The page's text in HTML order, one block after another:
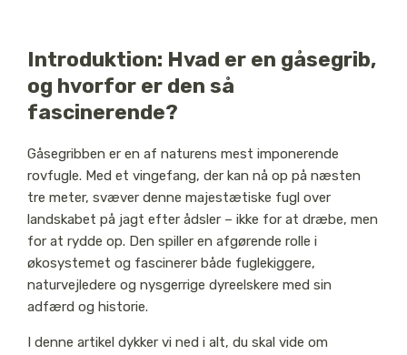
Introduktion: Hvad er en gåsegrib,
og hvorfor er den så
fascinerende?
Gåsegribben er en af naturens mest imponerende
rovfugle. Med et vingefang, der kan nå op på næsten
tre meter, svæver denne majestætiske fugl over
landskabet på jagt efter ådsler – ikke for at dræbe, men
for at rydde op. Den spiller en afgørende rolle i
økosystemet og fascinerer både fuglekiggere,
naturvejledere og nysgerrige dyreelskere med sin
adfærd og historie.
I denne artikel dykker vi ned i alt, du skal vide om